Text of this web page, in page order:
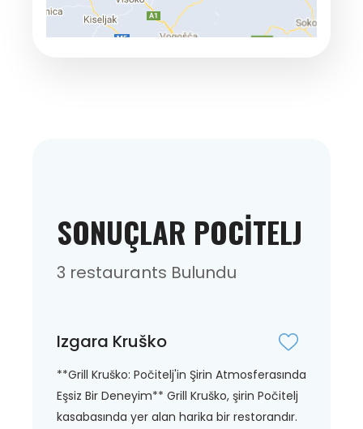
SONUÇLAR POCITELJ
3 restaurants Bulundu
Izgara Kruško
**Grill Kruško: Počitelj'in Şirin Atmosferasında
Eşsiz Bir Deneyim** Grill Kruško, şirin Počitelj
kasabasında yer alan harika bir restorandır.